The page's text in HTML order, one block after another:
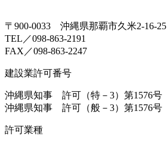
〒900-0033 沖縄県那覇市久米2-16-25
TEL／098-863-2191
FAX／098-863-2247
建設業許可番号
沖縄県知事 許可（特－3）第1576号
沖縄県知事 許可（般－3）第1576号
許可業種